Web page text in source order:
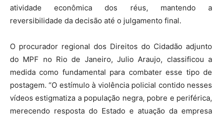
atividade econômica dos réus, mantendo a
reversibilidade da decisão até o julgamento final.
O procurador regional dos Direitos do Cidadão adjunto
do MPF no Rio de Janeiro, Julio Araujo, classificou a
medida como fundamental para combater esse tipo de
postagem. “O estímulo à violência policial contido nesses
vídeos estigmatiza a população negra, pobre e periférica,
merecendo resposta do Estado e atuação da empresa